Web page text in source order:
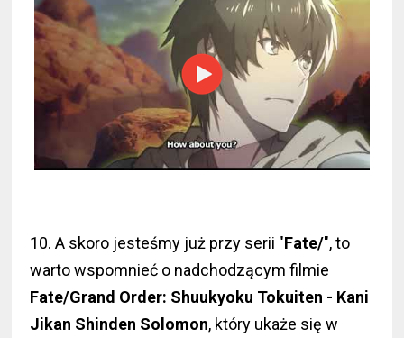
10. A skoro jesteśmy już przy serii "Fate/", to
warto wspomnieć o nadchodzącym filmie
Fate/Grand Order: Shuukyoku Tokuiten - Kani
Jikan Shinden Solomon, który ukaże się w